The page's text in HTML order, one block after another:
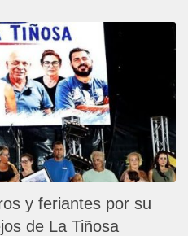
y feriantes por su
de La Tiñosa